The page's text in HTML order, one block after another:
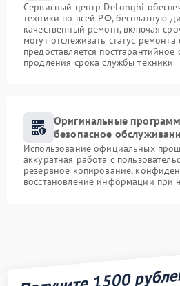
Сервисный центр DeLonghi
техники по всей РФ, бесплатную
качественный ремонт, включая
могут отслеживать статус
предоставляется
продления срока службы техники
Оригинальные
безопасное
Использование официальных
аккуратная работа с
резервное копирование,
восстановление информации при